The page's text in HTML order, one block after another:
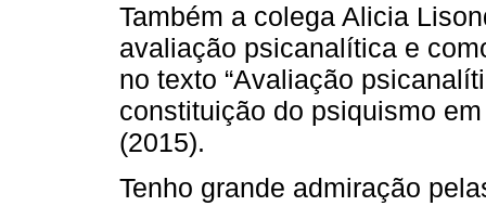
Também a colega Alicia
avaliação psicanalítica e
no texto “Avaliação
constituição do psiquismo
(2015).
Tenho grande admiração